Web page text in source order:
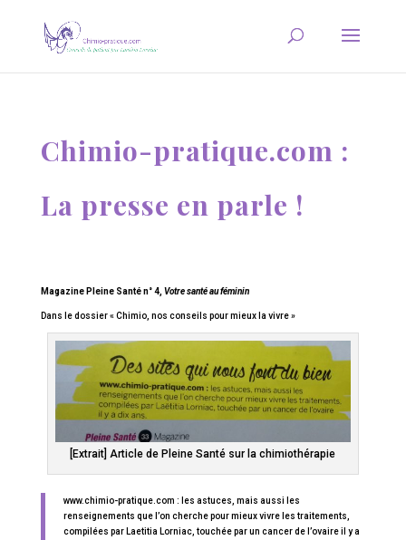
Chimio-pratique.com :
La presse en parle !
Magazine Pleine Santé n° 4, Votre santé au féminin
Dans le dossier « Chimio, nos conseils pour mieux la vivre »
[Extrait] Article de Pleine Santé sur la chimiothérapie
www.chimio-pratique.com : les astuces, mais aussi les
renseignements que l’on cherche pour mieux vivre les traitements,
compilées par Laetitia Lorniac, touchée par un cancer de l’ovaire il y a